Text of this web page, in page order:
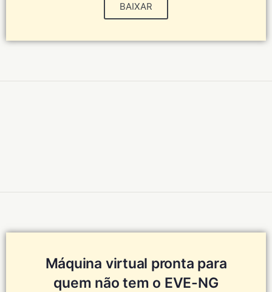
BAIXAR
Máquina virtual pronta para
quem não tem o EVE-NG